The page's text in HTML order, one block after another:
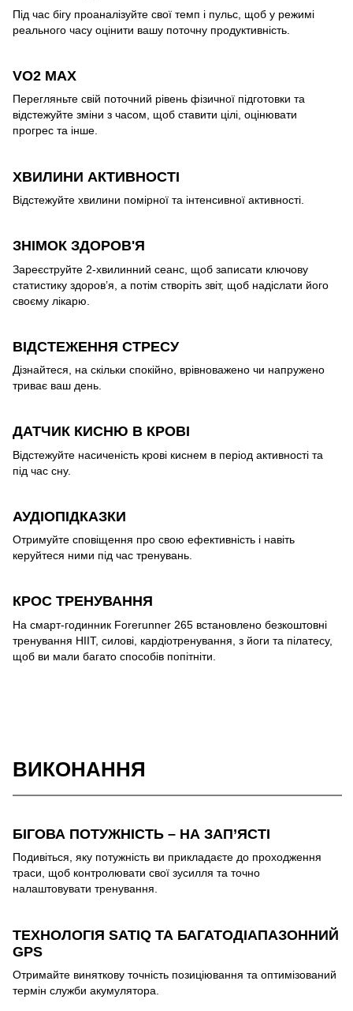
Під час бігу проаналізуйте свої темп і пульс, щоб у режимі
реального часу оцінити вашу поточну продуктивність.
VO2 MAX
Перегляньте свій поточний рівень фізичної підготовки та
відстежуйте зміни з часом, щоб ставити цілі, оцінювати
прогрес та інше.
ХВИЛИНИ АКТИВНОСТІ
Відстежуйте хвилини помірної та інтенсивної активності.
ЗНІМОК ЗДОРОВ'Я
Зареєструйте 2-хвилинний сеанс, щоб записати ключову
статистику здоров’я, а потім створіть звіт, щоб надіслати його
своєму лікарю.
ВІДСТЕЖЕННЯ СТРЕСУ
Дізнайтеся, на скільки спокійно, врівноважено чи напружено
триває ваш день.
ДАТЧИК КИСНЮ В КРОВІ
Відстежуйте насиченість крові киснем в період активності та
під час сну.
АУДІОПІДКАЗКИ
Отримуйте сповіщення про свою ефективність і навіть
керуйтеся ними під час тренувань.
КРОС ТРЕНУВАННЯ
На смарт-годинник Forerunner 265 встановлено безкоштовні
тренування HIIT, силові, кардіотренування, з йоги та пілатесу,
щоб ви мали багато способів попітніти.
ВИКОНАННЯ
БІГОВА ПОТУЖНІСТЬ – НА ЗАП’ЯСТІ
Подивіться, яку потужність ви прикладаєте до проходження
траси, щоб контролювати свої зусилля та точно
налаштовувати тренування.
ТЕХНОЛОГІЯ SATIQ ТА БАГАТОДІАПАЗОННИЙ
GPS
Отримайте виняткову точність позиціювання та оптимізований
термін служби акумулятора.